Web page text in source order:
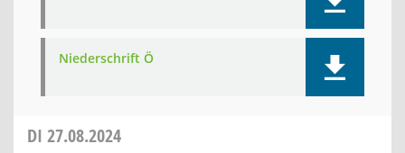
Niederschrift Ö
DI 27.08.2024